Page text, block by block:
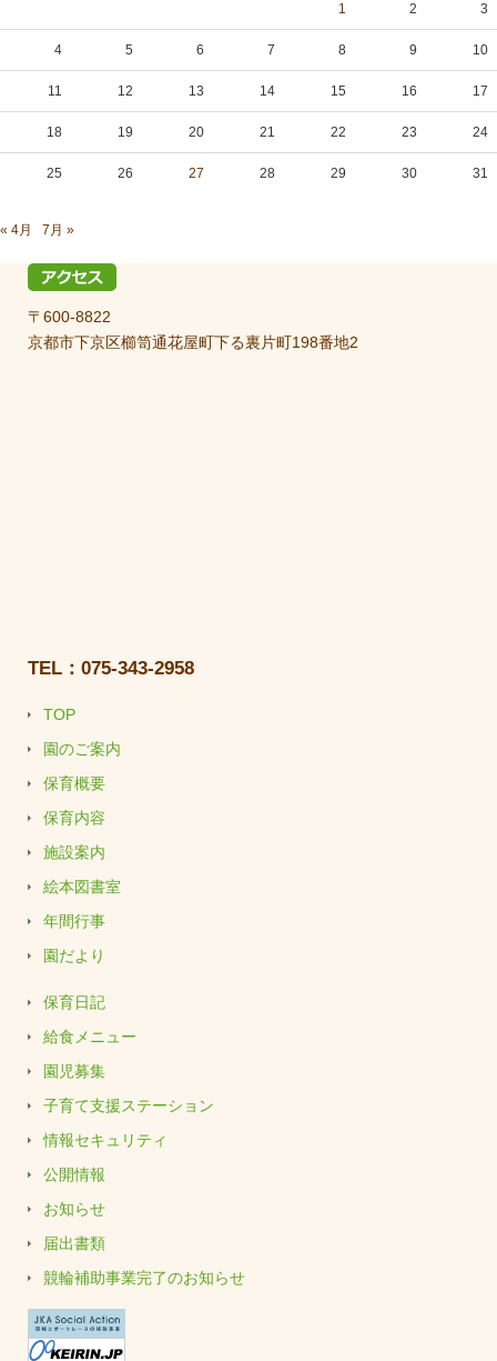
1 2 3
4 5 6 7 8 9 10
11 12 13 14 15 16 17
18 19 20 21 22 23 24
25 26 27 28 29 30 31
« 4月 7月 »
〒600-8822
京都市下京区櫛笥通花屋町下る裏片町198番地2
TEL：075-343-2958
TOP
園のご案内
保育概要
保育内容
施設案内
絵本図書室
年間行事
園だより
保育日記
給食メニュー
園児募集
子育て支援ステーション
情報セキュリティ
公開情報
お知らせ
届出書類
競輪補助事業完了のお知らせ